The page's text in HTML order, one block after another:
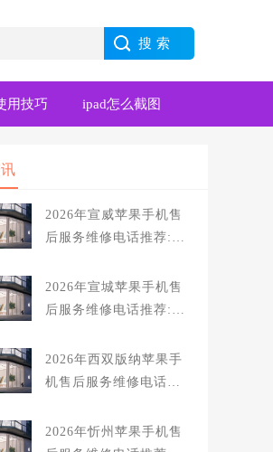
用技巧 ipad怎么截图
2026年宣威苹果手机售
后服务维修电话推荐:T
对比知名
2026年宣城苹果手机售
后服务维修电话推荐:T
对比知名
2026年西双版纳苹果手
机售后服务维修电话推
排名对比知名
2026年忻州苹果手机售